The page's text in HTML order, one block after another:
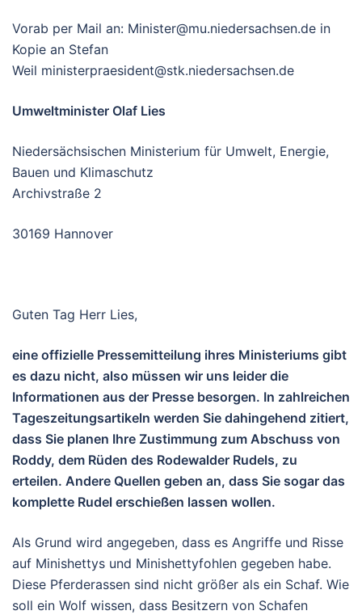
Vorab per Mail an: Minister@mu.niedersachsen.de in
Kopie an Stefan
Weil ministerpraesident@stk.niedersachsen.de
Umweltminister Olaf Lies
Niedersächsischen Ministerium für Umwelt, Energie,
Bauen und Klimaschutz
Archivstraße 2
30169 Hannover
Guten Tag Herr Lies,
eine offizielle Pressemitteilung ihres Ministeriums gibt
es dazu nicht, also müssen wir uns leider die
Informationen aus der Presse besorgen. In zahlreichen
Tageszeitungsartikeln werden Sie dahingehend zitiert,
dass Sie planen Ihre Zustimmung zum Abschuss von
Roddy, dem Rüden des Rodewalder Rudels, zu
erteilen. Andere Quellen geben an, dass Sie sogar das
komplette Rudel erschießen lassen wollen.
Als Grund wird angegeben, dass es Angriffe und Risse
auf Minishettys und Minishettyfohlen gegeben habe.
Diese Pferderassen sind nicht größer als ein Schaf. Wie
soll ein Wolf wissen, dass Besitzern von Schafen